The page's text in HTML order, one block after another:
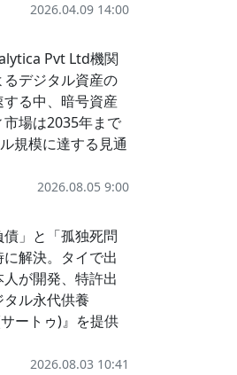
2026.04.09 14:00
Pvt Ltd機関
デジタル資産の
る中、暗号資産
市場は2035年まで
規模に達する見通
2026.08.05 9:00
債」と「孤独死問
解決。タイで出
が開発、特許出
ル永代供養
サートゥ)』を提供
2026.08.03 10:41